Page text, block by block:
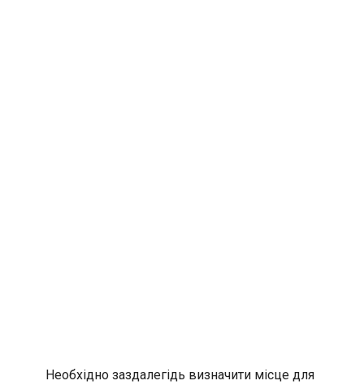
Необхідно заздалегідь визначити місце для